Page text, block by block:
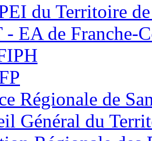
du Territoire
- EA de Franche-
Régionale de
Général du